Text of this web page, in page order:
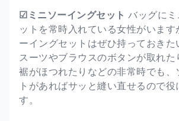
☑ミニソーイングセット バッグに
ットを常時入れている女性がいます
ーイングセットはぜひ持っておきた
スーツやブラウスのボタンが取れ
裾がほつれたりなどの非常時でも、
トがあればサッと縫い直せるので
す。